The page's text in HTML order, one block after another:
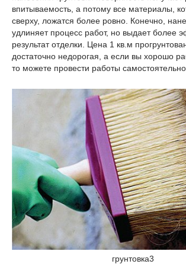
впитываемость, а потому все материалы,
сверху, ложатся более ровно. Конечно,
удлиняет процесс работ, но выдает более
результат отделки. Цена 1 кв.м
достаточно недорогая, а если вы хорошо
то можете провести работы самостоятельно.
грунтовка3